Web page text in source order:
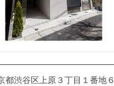
都渋谷区上原３丁目１番地６